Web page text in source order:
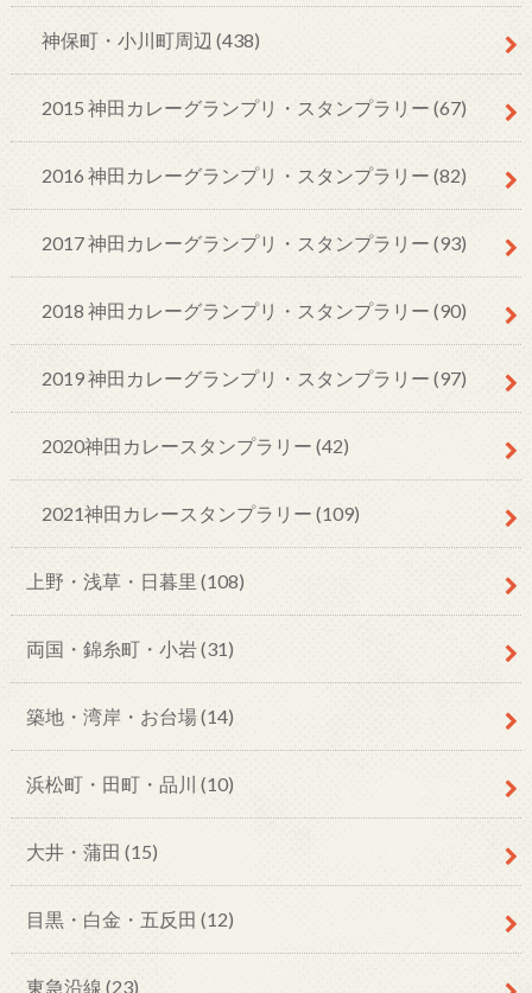
神保町・小川町周辺 (438)
2015 神田カレーグランプリ・スタンプラリー (67)
2016 神田カレーグランプリ・スタンプラリー (82)
2017 神田カレーグランプリ・スタンプラリー (93)
2018 神田カレーグランプリ・スタンプラリー (90)
2019 神田カレーグランプリ・スタンプラリー (97)
2020神田カレースタンプラリー (42)
2021神田カレースタンプラリー (109)
上野・浅草・日暮里 (108)
両国・錦糸町・小岩(31)
築地・湾岸・お台場(14)
浜松町・田町・品川 (10)
大井・蒲田 (15)
目黒・白金・五反田 (12)
東急沿線 (23)